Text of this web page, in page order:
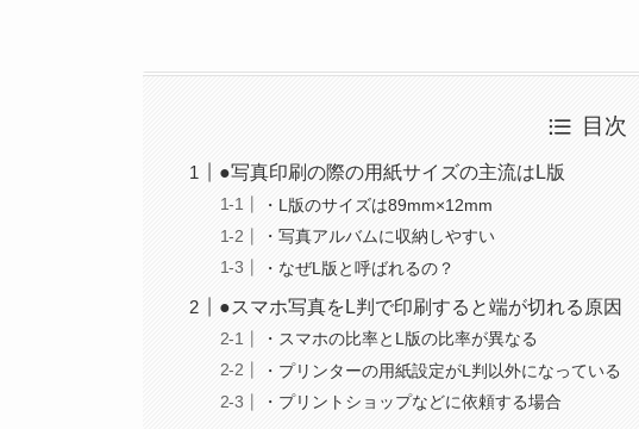
目次
●写真印刷の際の用紙サイズの主流はL版
・L版のサイズは89mm×12mm
・写真アルバムに収納しやすい
・なぜL版と呼ばれるの？
●スマホ写真をL判で印刷すると端が切れる原因
・スマホの比率とL版の比率が異なる
・プリンターの用紙設定がL判以外になっている
・プリントショップなどに依頼する場合